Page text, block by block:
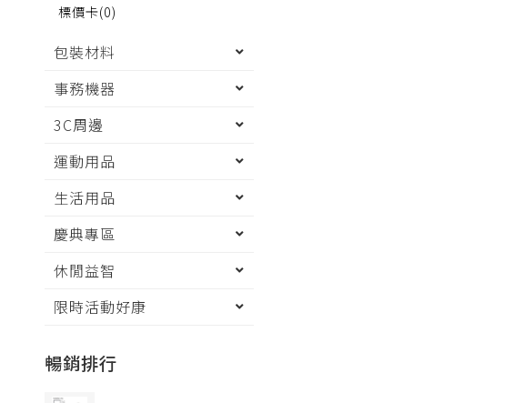
標價卡(0)
包裝材料
事務機器
3C周邊
運動用品
生活用品
慶典專區
休閒益智
限時活動好康
暢銷排行